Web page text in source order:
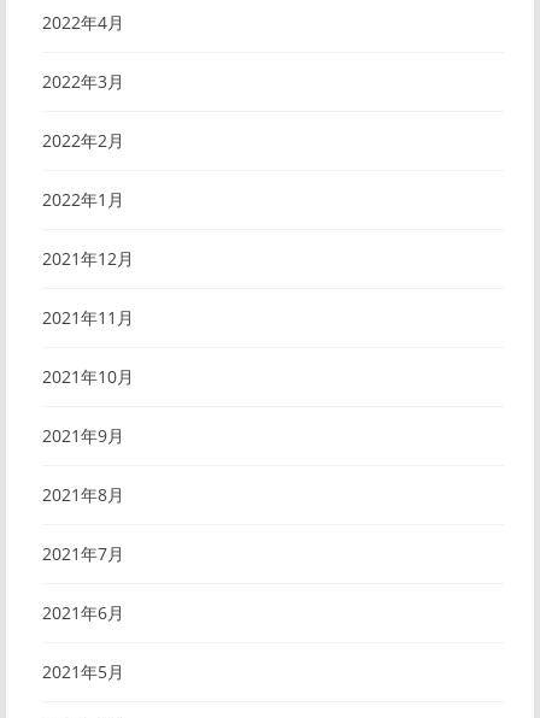
2022年4月
2022年3月
2022年2月
2022年1月
2021年12月
2021年11月
2021年10月
2021年9月
2021年8月
2021年7月
2021年6月
2021年5月